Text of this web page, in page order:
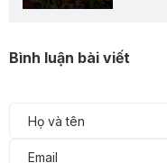
Bình luận bài viết